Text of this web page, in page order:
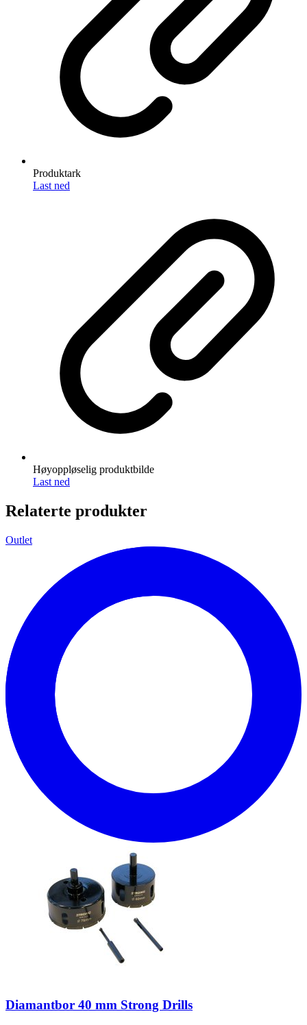
Produktark
Last ned
Høyoppløselig produktbilde
Last ned
Relaterte produkter
Outlet
Diamantbor 40 mm Strong Drills